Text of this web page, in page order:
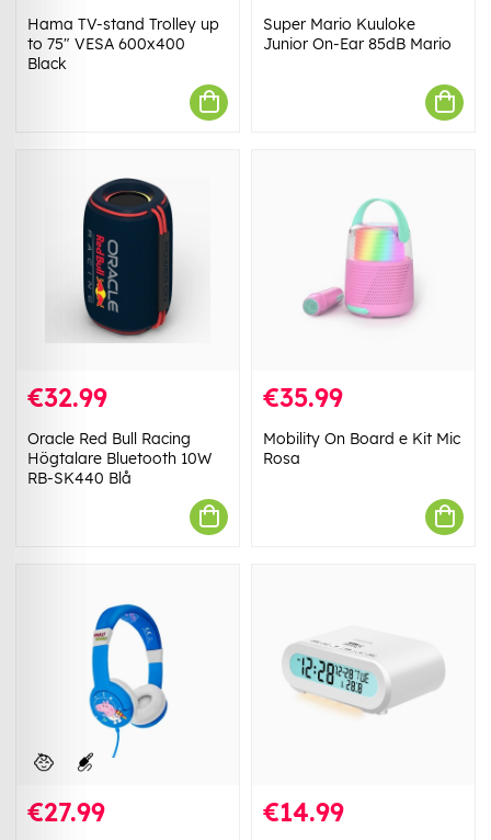
Hama TV-stand Trolley up
to 75" VESA 600x400
Black
Super Mario Kuuloke
Junior On-Ear 85dB Mario
€32.99
Oracle Red Bull Racing
Högtalare Bluetooth 10W
RB-SK440 Blå
€35.99
Mobility On Board e Kit Mic
Rosa
€27.99 €14.99